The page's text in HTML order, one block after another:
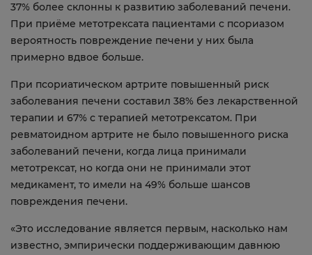
37% более склонны к развитию заболеваний печени.
При приёме метотрексата пациентами с псориазом
вероятность повреждение печени у них была
примерно вдвое больше.
При псориатическом артрите повышенный риск
заболевания печени составил 38% без лекарственной
терапии и 67% с терапией метотрексатом. При
ревматоидном артрите не было повышенного риска
заболеваний печени, когда лица принимали
метотрексат, но когда они не принимали этот
медикамент, то имели на 49% больше шансов
повреждения печени.
«Это исследование является первым, насколько нам
известно, эмпирически поддерживающим давнюю